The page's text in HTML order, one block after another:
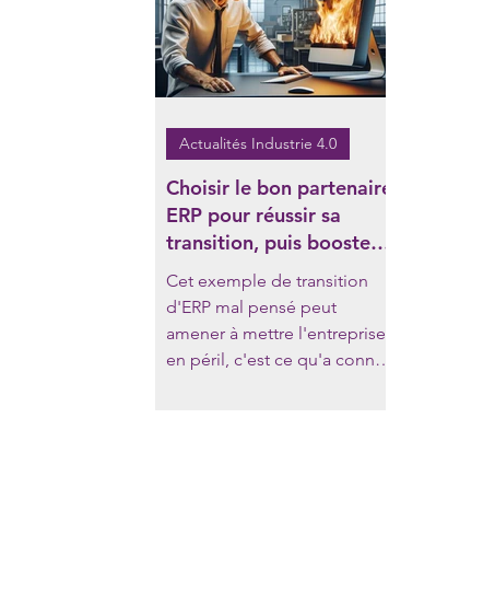
Choisir le bon partenaire
ERP pour réussir sa
transition, puis booster
sa croissance
Cet exemple de transition
d'ERP mal pensé peut
amener à mettre l'entreprise
en péril, c'est ce qu'a connu
Actualités Industrie 4.0